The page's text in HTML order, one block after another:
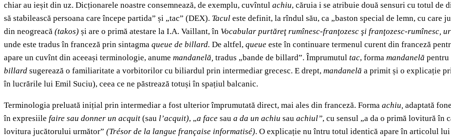
chiar au ieșit din uz. Dicționarele noastre consemnează, de exemplu, cuvîntul achiu, căruia i se atribuie două sensuri cu totul de
să stabilească persoana care începe partida” și „tac” (DEX). Tacul este definit, la rîndul său, ca „baston special de lemn, cu
din neogreacă (takos) și are o primă atestare la I.A. Vaillant, în Vocabular purtăreţ rumînesc-franţozesc şi franţozesc-rumînesc,
unde este tradus în franceză prin sintagma queue de billard. De altfel, queue este în continuare termenul curent din franceză
apare un cuvînt din aceeași terminologie, anume mandanelă, tradus „bande de billard”. Împrumutul tac, forma mandanelă pentru
billard sugerează o familiaritate a vorbitorilor cu biliardul prin intermediar grecesc. E drept, mandanelă a primit și o explicație
în lucrările lui Emil Suciu), ceea ce ne păstrează totuși în spațiul balcanic.
Terminologia preluată inițial prin intermediar a fost ulterior împrumutată direct, mai ales din franceză. Forma achiu, adaptată
în expresiile faire sau donner un acquit (sau l’acquit), „a face sau a da un achiu sau achiul”, cu sensul „a da o primă lovitură în
lovitura jucătorului următor” (Trésor de la langue française informatisé). O explicație nu întru totul identică apare în articolul